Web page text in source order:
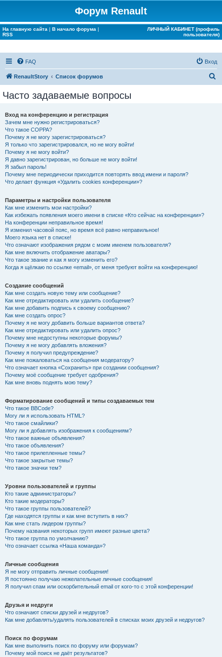
Форум Renault
На главную сайта | В начало форума |
RSS
ЛИЧНЫЙ КАБИНЕТ (профиль
пользователя)
FAQ Вход
RenaultStory Список форумов
Часто задаваемые вопросы
Вход на конференцию и регистрация
Зачем мне нужно регистрироваться?
Что такое COPPA?
Почему я не могу зарегистрироваться?
Я только что зарегистрировался, но не могу войти!
Почему я не могу войти?
Я давно зарегистрирован, но больше не могу войти!
Я забыл пароль!
Почему мне периодически приходится повторять ввод имени и пароля?
Что делает функция «Удалить cookies конференции»?
Параметры и настройки пользователя
Как мне изменить мои настройки?
Как избежать появления моего имени в списке «Кто сейчас на конференции»?
На конференции неправильное время!
Я изменил часовой пояс, но время всё равно неправильное!
Моего языка нет в списке!
Что означают изображения рядом с моим именем пользователя?
Как мне включить отображение аватары?
Что такое звание и как я могу изменить его?
Когда я щёлкаю по ссылке «email», от меня требуют войти на конференцию!
Создание сообщений
Как мне создать новую тему или сообщение?
Как мне отредактировать или удалить сообщение?
Как мне добавить подпись к своему сообщению?
Как мне создать опрос?
Почему я не могу добавить больше вариантов ответа?
Как мне отредактировать или удалить опрос?
Почему мне недоступны некоторые форумы?
Почему я не могу добавлять вложения?
Почему я получил предупреждение?
Как мне пожаловаться на сообщения модератору?
Что означает кнопка «Сохранить» при создании сообщения?
Почему моё сообщение требует одобрения?
Как мне вновь поднять мою тему?
Форматирование сообщений и типы создаваемых тем
Что такое BBCode?
Могу ли я использовать HTML?
Что такое смайлики?
Могу ли я добавлять изображения к сообщениям?
Что такое важные объявления?
Что такое объявления?
Что такое прилепленные темы?
Что такое закрытые темы?
Что такое значки тем?
Уровни пользователей и группы
Кто такие администраторы?
Кто такие модераторы?
Что такое группы пользователей?
Где находятся группы и как мне вступить в них?
Как мне стать лидером группы?
Почему названия некоторых групп имеют разные цвета?
Что такое группа по умолчанию?
Что означает ссылка «Наша команда»?
Личные сообщения
Я не могу отправить личные сообщения!
Я постоянно получаю нежелательные личные сообщения!
Я получил спам или оскорбительный email от кого-то с этой конференции!
Друзья и недруги
Что означают списки друзей и недругов?
Как мне добавлять/удалять пользователей в списках моих друзей и недругов?
Поиск по форумам
Как мне выполнить поиск по форуму или форумам?
Почему мой поиск не даёт результатов?